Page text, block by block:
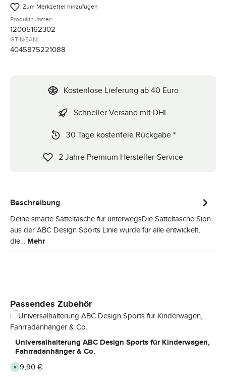
Zum Merkzettel hinzufügen
Produktnummer:
12005162302
GTIN/EAN:
4045875221088
Kostenlose Lieferung ab 40 Euro
Schneller Versand mit DHL
30 Tage kostenfeie Rückgabe *
2 Jahre Premium Hersteller-Service
Beschreibung
Deine smarte Satteltasche für unterwegsDie Satteltasche Sion
aus der ABC Design Sports Linie wurde für alle entwickelt,
die… Mehr
Produktgalerie überspringen
Passendes Zubehör
Universalhalterung ABC Design Sports für Kinderwagen,
Fahrradanhänger & Co.
Regulärer Preis:
S
o
29,90 €